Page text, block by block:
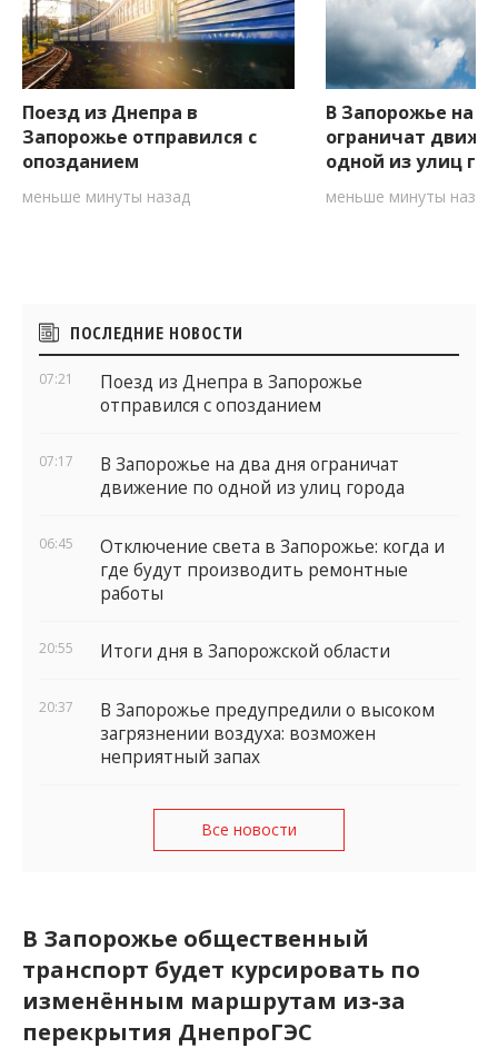
Поезд из Днепра в
Запорожье отправился с
опозданием
меньше минуты назад
В Запорожье на
ограничат
одной из улиц
меньше минуты назад
Боковые
виджеты
ПОСЛЕДНИЕ НОВОСТИ
07:21
Поезд из Днепра в Запорожье
отправился с опозданием
07:17
В Запорожье на два дня ограничат
движение по одной из улиц города
06:45
Отключение света в Запорожье: когда и
где будут производить ремонтные
работы
20:55 Итоги дня в Запорожской области
20:37
В Запорожье предупредили о высоком
загрязнении воздуха: возможен
неприятный запах
Все новости
В Запорожье общественный
транспорт будет курсировать по
изменённым маршрутам из-за
перекрытия ДнепроГЭС